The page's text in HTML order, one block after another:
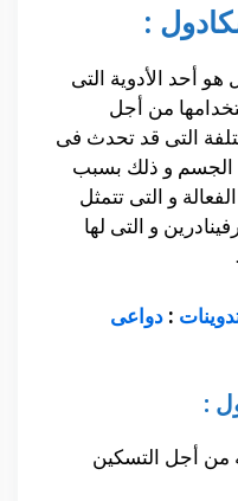
:
أحد الأدوية التى
من أجل
التى قد تحدث فى
الجسم و ذلك بسبب
و التى تتمثل
و التى لها
: دواعى
:
من أجل التسكين